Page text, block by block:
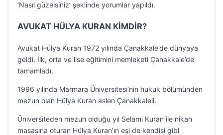
‘Nasıl güzelsiniz’ şeklinde yorumlar yapıldı.
AVUKAT HÜLYA KURAN KİMDİR?
Avukat Hülya Kuran 1972 yılında Çanakkale’de dünyaya
geldi. İlk, orta ve lise eğitimini memleketi Çanakkale’de
tamamladı.
1996 yılında Marmara Üniversitesi’nin hukuk bölümünden
mezun olan Hülya Kuran aslen Çanakkaleli.
Üniversiteden mezun olduğu yıl Selami Kuran ile nikah
masasına oturan Hülya Kuran’ın eşi de kendisi gibi